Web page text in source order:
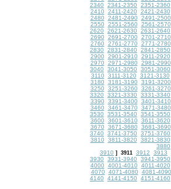
2340
2341-2350 2351-2360
2410
2411-2420 2421-2430
2480
2481-2490 2491-2500
2550
2551-2560 2561-2570
2620
2621-2630 2631-2640
2690
2691-2700 2701-2710
2760
2761-2770 2771-2780
2830
2831-2840 2841-2850
2900
2901-2910 2911-2920
2970
2971-2980 2981-2990
3040
3041-3050 3051-3060
3110
3111-3120 3121-3130
3180
3181-3190 3191-3200
3250
3251-3260 3261-3270
3320
3321-3330 3331-3340
3390
3391-3400 3401-3410
3460
3461-3470 3471-3480
3530
3531-3540 3541-3550
3600
3601-3610 3611-3620
3670
3671-3680 3681-3690
3740
3741-3750 3751-3760
3810
3811-3820 3821-3830
3880
3910 ] 3911 3912 3913
3930
3931-3940 3941-3950
4000
4001-4010 4011-4020
4070
4071-4080 4081-4090
4140
4141-4150 4151-4160